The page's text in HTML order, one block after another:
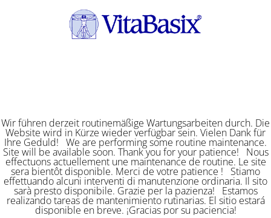
Wir führen derzeit routinemäßige Wartungsarbeiten durch. Die
Website wird in Kürze wieder verfügbar sein. Vielen Dank für
Ihre Geduld! We are performing some routine maintenance.
Site will be available soon. Thank you for your patience! Nous
effectuons actuellement une maintenance de routine. Le site
sera bientôt disponible. Merci de votre patience ! Stiamo
effettuando alcuni interventi di manutenzione ordinaria. Il sito
sarà presto disponibile. Grazie per la pazienza! Estamos
realizando tareas de mantenimiento rutinarias. El sitio estará
disponible en breve. ¡Gracias por su paciencia!